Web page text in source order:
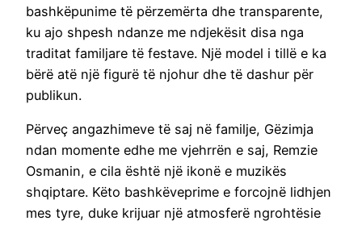
bashkëpunime të përzemërta dhe transparente,
ku ajo shpesh ndanze me ndjekësit disa nga
traditat familjare të festave. Një model i tillë e ka
bërë atë një figurë të njohur dhe të dashur për
publikun.
Përveç angazhimeve të saj në familje, Gëzimja
ndan momente edhe me vjehrrën e saj, Remzie
Osmanin, e cila është një ikonë e muzikës
shqiptare. Këto bashkëveprime e forcojnë lidhjen
mes tyre, duke krijuar një atmosferë ngrohtësie